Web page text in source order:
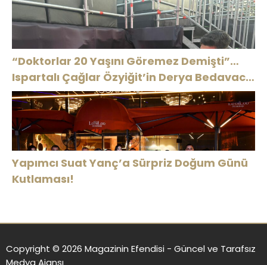
“Doktorlar 20 Yaşını Göremez Demişti”…
Ispartalı Çağlar Özyiğit’in Derya Bedavacı
Buluşması Duygulandırdı
Yapımcı Suat Yanç’a Sürpriz Doğum Günü
Kutlaması!
Copyright © 2026 Magazinin Efendisi - Güncel ve Tarafsız